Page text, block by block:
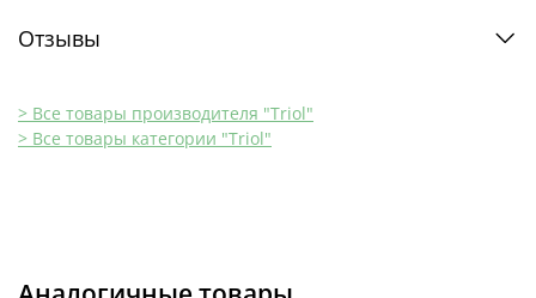
Отзывы
> Все товары производителя "Triol"
> Все товары категории "Triol"